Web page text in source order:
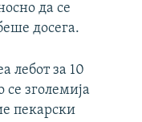
да се
досега.
лебот за 10
зголемија
пекарски